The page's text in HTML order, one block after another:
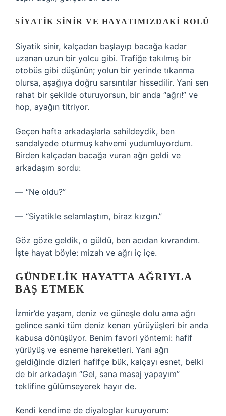
SIYATIK SINIR VE HAYATIMIZDAKI ROLÜ
Siyatik sinir, kalçadan başlayıp bacağa kadar
uzanan uzun bir yolcu gibi. Trafiğe takılmış bir
otobüs gibi düşünün; yolun bir yerinde tıkanma
olursa, aşağıya doğru sarsıntılar hissedilir. Yani sen
rahat bir şekilde oturuyorsun, bir anda “ağrı!” ve
hop, ayağın titriyor.
Geçen hafta arkadaşlarla sahildeydik, ben
sandalyede oturmuş kahvemi yudumluyordum.
Birden kalçadan bacağa vuran ağrı geldi ve
arkadaşım sordu:
— “Ne oldu?”
— “Siyatikle selamlaştım, biraz kızgın.”
Göz göze geldik, o güldü, ben acıdan kıvrandım.
İşte hayat böyle: mizah ve ağrı iç içe.
GÜNDELIK HAYATTA AĞRIYLA
BAŞ ETMEK
İzmir’de yaşam, deniz ve güneşle dolu ama ağrı
gelince sanki tüm deniz kenarı yürüyüşleri bir anda
kabusa dönüşüyor. Benim favori yöntemi: hafif
yürüyüş ve esneme hareketleri. Yani ağrı
geldiğinde dizleri hafifçe bük, kalçayı esnet, belki
de bir arkadaşın “Gel, sana masaj yapayım”
teklifine gülümseyerek hayır de.
Kendi kendime de diyaloglar kuruyorum: